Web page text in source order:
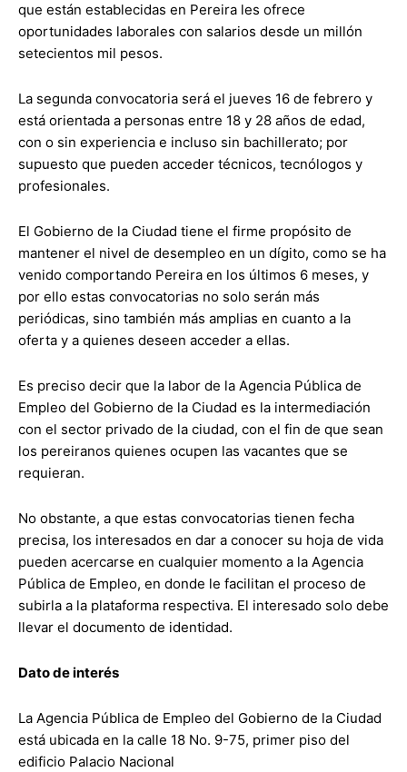
que están establecidas en Pereira les ofrece
oportunidades laborales con salarios desde un millón
setecientos mil pesos.
La segunda convocatoria será el jueves 16 de febrero y
está orientada a personas entre 18 y 28 años de edad,
con o sin experiencia e incluso sin bachillerato; por
supuesto que pueden acceder técnicos, tecnólogos y
profesionales.
El Gobierno de la Ciudad tiene el firme propósito de
mantener el nivel de desempleo en un dígito, como se ha
venido comportando Pereira en los últimos 6 meses, y
por ello estas convocatorias no solo serán más
periódicas, sino también más amplias en cuanto a la
oferta y a quienes deseen acceder a ellas.
Es preciso decir que la labor de la Agencia Pública de
Empleo del Gobierno de la Ciudad es la intermediación
con el sector privado de la ciudad, con el fin de que sean
los pereiranos quienes ocupen las vacantes que se
requieran.
No obstante, a que estas convocatorias tienen fecha
precisa, los interesados en dar a conocer su hoja de vida
pueden acercarse en cualquier momento a la Agencia
Pública de Empleo, en donde le facilitan el proceso de
subirla a la plataforma respectiva. El interesado solo debe
llevar el documento de identidad.
Dato de interés
La Agencia Pública de Empleo del Gobierno de la Ciudad
está ubicada en la calle 18 No. 9-75, primer piso del
edificio Palacio Nacional